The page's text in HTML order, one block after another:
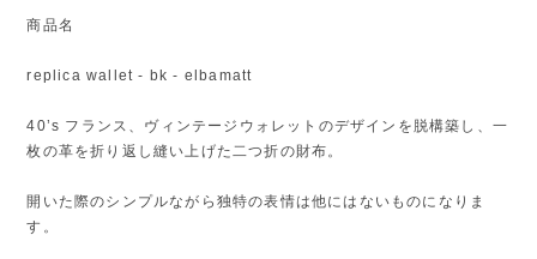
商品名
replica wallet - bk - elbamatt
40’s フランス、ヴィンテージウォレットのデザインを脱構築し、一
枚の革を折り返し縫い上げた二つ折の財布。
開いた際のシンプルながら独特の表情は他にはないものになりま
す。